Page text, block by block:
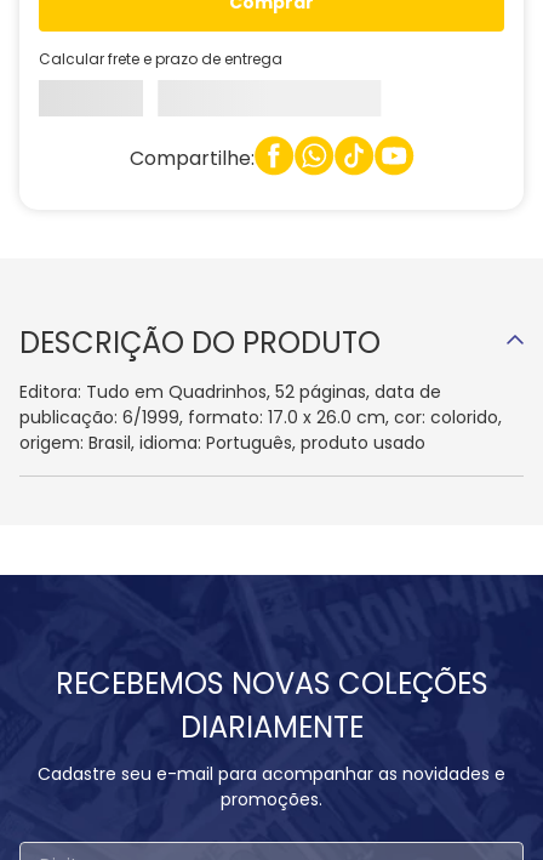
Calcular frete e prazo de entrega
Compartilhe:
DESCRIÇÃO DO PRODUTO
Editora: Tudo em Quadrinhos, 52 páginas, data de
publicação: 6/1999, formato: 17.0 x 26.0 cm, cor: colorido,
origem: Brasil, idioma: Português, produto usado
RECEBEMOS NOVAS COLEÇÕES
DIARIAMENTE
Cadastre seu e-mail para acompanhar as novidades e
promoções.